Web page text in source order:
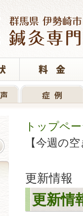
トップペ
【今週の空
更新情報
更新情